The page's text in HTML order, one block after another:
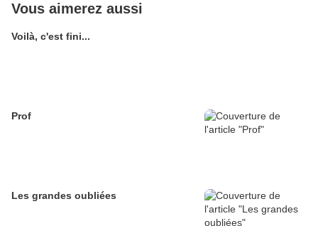
Vous aimerez aussi
Voilà, c'est fini...
Prof
Les grandes oubliées